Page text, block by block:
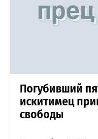
Погубивший
искитимец
свободы